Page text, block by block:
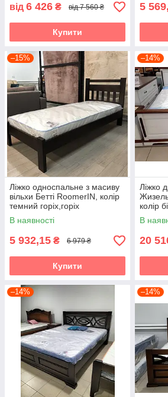
від 6 426 ₴ від 7 560 ₴
Купити
5
–15%
Ліжко односпальне з масиву
вільхи Бетті RoomerIN, колір
темний горіх,горіх
В наявності
5 932,15 ₴ 6 979 ₴
Купити
–14%
Ліжко
колір
В
20
–14% –14%